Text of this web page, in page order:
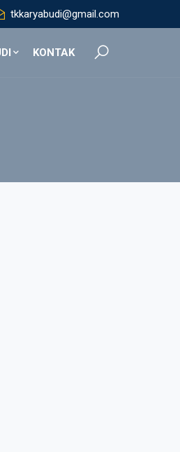
tkkaryabudi@gmail.com
KONTAK